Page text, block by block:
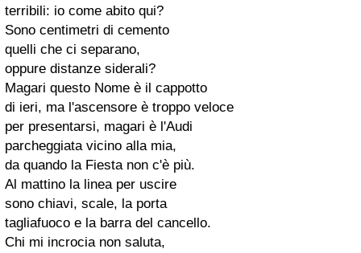
terribili: io come abito qui?
Sono centimetri di cemento
quelli che ci separano,
oppure distanze siderali?
Magari questo Nome è il cappotto
di ieri, ma l'ascensore è troppo veloce
per presentarsi, magari è l'Audi
parcheggiata vicino alla mia,
da quando la Fiesta non c'è più.
Al mattino la linea per uscire
sono chiavi, scale, la porta
tagliafuoco e la barra del cancello.
Chi mi incrocia non saluta,